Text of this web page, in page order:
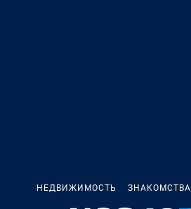
НЕДВИЖИМОСТЬ ЗНАКОМСТВА